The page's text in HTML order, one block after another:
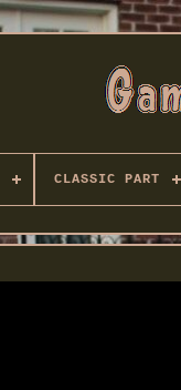
CLASSIC PART